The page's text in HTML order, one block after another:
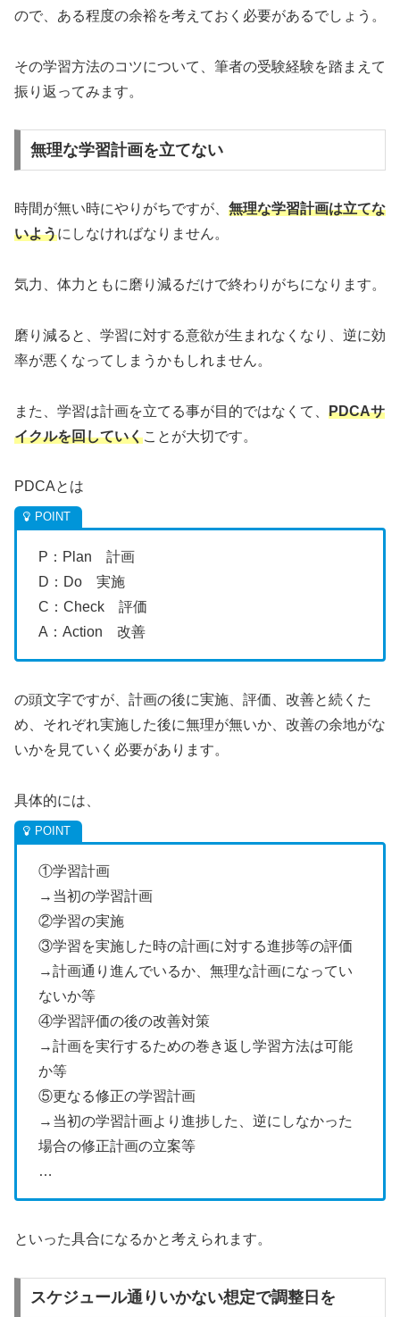
ので、ある程度の余裕を考えておく必要があるでしょう。
その学習方法のコツについて、筆者の受験経験を踏まえて
振り返ってみます。
無理な学習計画を立てない
時間が無い時にやりがちですが、 無理な学習計画は立てな
いようにしなければなりません。
気力、体力ともに磨り減るだけで終わりがちになります。
磨り減ると、学習に対する意欲が生まれなくなり、逆に効
率が悪くなってしまうかもしれません。
また、学習は計画を立てる事が目的ではなくて、 PDCAサ
イクルを回していくことが大切です。
PDCAとは
P：Plan 計画
D：Do 実施
C：Check 評価
A：Action 改善
の頭文字ですが、計画の後に実施、評価、改善と続くた
め、それぞれ実施した後に無理が無いか、改善の余地がな
いかを見ていく必要があります。
具体的には、
①学習計画
→当初の学習計画
②学習の実施
③学習を実施した時の計画に対する進捗等の評価
→計画通り進んでいるか、無理な計画になってい
ないか等
④学習評価の後の改善対策
→計画を実行するための巻き返し学習方法は可能
か等
⑤更なる修正の学習計画
→当初の学習計画より進捗した、逆にしなかった
場合の修正計画の立案等
…
といった具合になるかと考えられます。
スケジュール通りいかない想定で調整日を